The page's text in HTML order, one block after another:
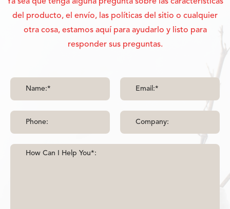
del producto, el envío, las políticas del sitio o cualquier
otra cosa, estamos aquí para ayudarlo y listo para
responder sus preguntas.